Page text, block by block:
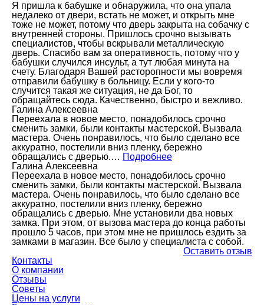
Я пришла к бабушке и обнаружила, что она упала
недалеко от двери, встать не может, и открыть мне
тоже не может, потому что дверь закрыта на собачку с
внутренней стороны. Пришлось срочно вызывать
специалистов, чтобы вскрывали металлическую
дверь. Спасибо вам за оперативность, потому что у
бабушки случился инсульт, а тут любая минута на
счету. Благодаря Вашей расторопности мы вовремя
отправили бабушку в больницу. Если у кого-то
случится такая же ситуация, не да Бог, то
обращайтесь сюда. Качественно, быстро и вежливо.
Галина Алексеевна
Переехала в новое место, понадобилось срочно
сменить замки, были контакты мастерской. Вызвала
мастера. Очень понравилось, что было сделано все
аккуратно, постелили вниз пленку, бережно
обращались с дверью.… Подробнее
Галина Алексеевна
Переехала в новое место, понадобилось срочно
сменить замки, были контакты мастерской. Вызвала
мастера. Очень понравилось, что было сделано все
аккуратно, постелили вниз пленку, бережно
обращались с дверью. Мне установили два новых
замка. При этом, от вызова мастера до конца работы
прошло 5 часов, при этом мне не пришлось ездить за
замками в магазин. Все было у специалиста с собой.
Оставить отзыв
Контакты
О компании
Отзывы
Советы
Цены на услуги